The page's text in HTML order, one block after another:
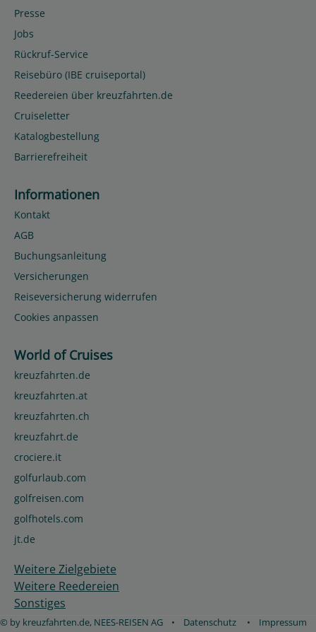
Presse
Jobs
Rückruf-Service
Reisebüro (IBE cruiseportal)
Reedereien über kreuzfahrten.de
Cruiseletter
Katalogbestellung
Barrierefreiheit
Informationen
Kontakt
AGB
Buchungsanleitung
Versicherungen
Reiseversicherung widerrufen
Cookies anpassen
World of Cruises
kreuzfahrten.de
kreuzfahrten.at
kreuzfahrten.ch
kreuzfahrt.de
crociere.it
golfurlaub.com
golfreisen.com
golfhotels.com
jt.de
Weitere Zielgebiete
Weitere Reedereien
Sonstiges
© by kreuzfahrten.de, NEES-REISEN AG • Datenschutz • Impressum